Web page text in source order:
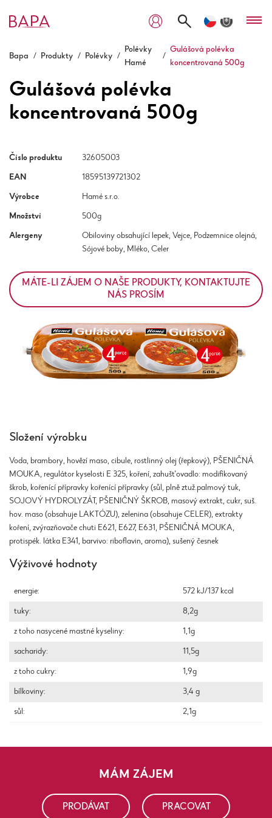
Bapa / Produkty / Polévky /
Polévky
Hamé
/
Gulášová polévka
koncentrovaná 500g
Gulášová polévka
koncentrovaná 500g
Číslo produktu 32605003
EAN 18595139721302
Výrobce Hamé s.r.o.
Množství 500g
Alergeny
Obiloviny obsahující lepek, Vejce, Podzemnice olejná,
Sójové boby, Mléko, Celer
MÁTE-LI ZÁJEM O NAŠE PRODUKTY, KONTAKTUJTE
NÁS PROSÍM
Složení výrobku
Voda, brambory, hovězí maso, cibule, rostlinný olej (řepkový), PŠENIČNÁ
MOUKA, regulátor kyselosti E 325, koření, zahušťovadlo: modifikovaný
škrob, kořenící přípravky kořenící přípravky (sůl, plně ztuž.palmový tuk,
SOJOVÝ HYDROLYZÁT, PŠENIČNÝ ŠKROB, masový extrakt, cukr, suš.
hov. maso (obsahuje LAKTÓZU), zelenina (obsahuje CELER), extrakty
koření, zvýrazňovače chuti E621, E627, E631, PŠENIČNÁ MOUKA,
protispék. látka E341, barvivo: riboflavin, aroma), sušený česnek
Výživové hodnoty
energie: 572 kJ/137 kcal
tuky: 8,2g
z toho nasycené mastné kyseliny: 1,1g
sacharidy: 11,5g
z toho cukry: 1,9g
bílkoviny: 3,4 g
sůl: 2,1g
MÁM ZÁJEM
PRODÁVAT PRACOVAT